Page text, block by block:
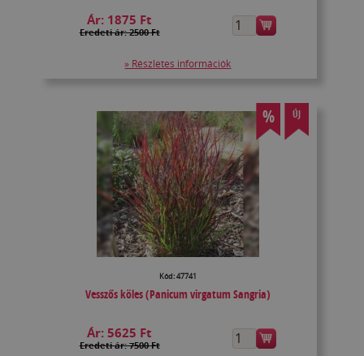
Ár: 1875 Ft
Eredeti ár: 2500 Ft
» Részletes információk
% ÚJ
Kód: 47741
Vesszős köles (Panicum virgatum Sangria)
Ár:5625 Ft
Eredeti ár: 7500 Ft